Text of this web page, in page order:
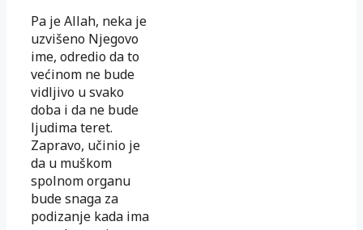
Pa je Allah, neka je
uzvišeno Njegovo
ime, odredio da to
većinom ne bude
vidljivo u svako
doba i da ne bude
ljudima teret.
Zapravo, učinio je
da u muškom
spolnom organu
bude snaga za
podizanje kada ima